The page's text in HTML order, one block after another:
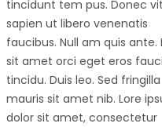
tincidunt tem pus. Donec
sapien ut libero venenatis
faucibus. Null am quis ante.
sit amet orci eget eros
tincidu. Duis leo. Sed fringilla
mauris sit amet nib. Lore
dolor sit amet, consectetur